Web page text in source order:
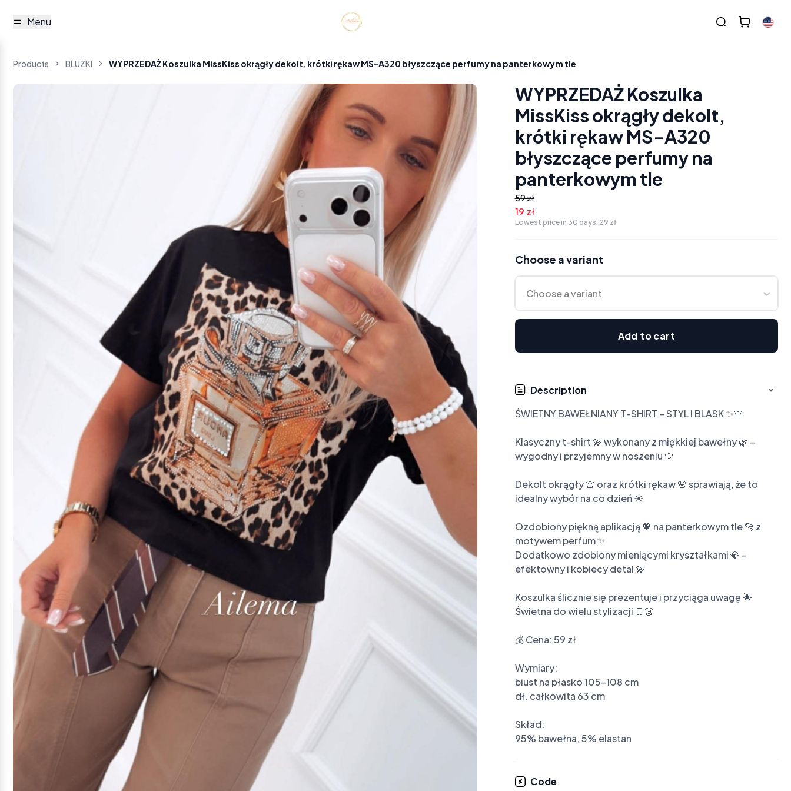
Menu
Products BLUZKI WYPRZEDAŻ Koszulka MissKiss okrągły dekolt, krótki rękaw MS-A320 błyszczące perfumy na panterkowym tle
WYPRZEDAŻ Koszulka
MissKiss okrągły dekolt,
krótki rękaw MS-A320
błyszczące perfumy na
panterkowym tle
59 zł
19 zł
Lowest price in 30 days: 29 zł
Choose a variant
Choose a variant
Add to cart
Description
ŚWIETNY BAWEŁNIANY T-SHIRT – STYL I BLASK ✨👕
Klasyczny t-shirt 💫 wykonany z miękkiej bawełny 🌿 –
wygodny i przyjemny w noszeniu 🤍
Dekolt okrągły 👚 oraz krótki rękaw 🌸 sprawiają, że to
idealny wybór na co dzień ☀️
Ozdobiony piękną aplikacją 💖 na panterkowym tle 🐆 z
motywem perfum ✨
Dodatkowo zdobiony mieniącymi kryształkami 💎 –
efektowny i kobiecy detal 💫
Koszulka ślicznie się prezentuje i przyciąga uwagę 🌟
Świetna do wielu stylizacji 👖👗
💰 Cena: 59 zł
Wymiary:
biust na płasko 105-108 cm
dł. całkowita 63 cm
Skład:
95% bawełna, 5% elastan
Code